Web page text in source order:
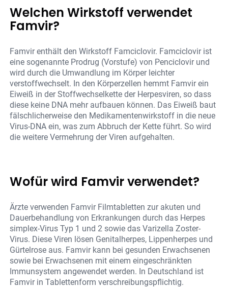
Welchen Wirkstoff verwendet
Famvir?
Famvir enthält den Wirkstoff Famciclovir. Famciclovir ist
eine sogenannte Prodrug (Vorstufe) von Penciclovir und
wird durch die Umwandlung im Körper leichter
verstoffwechselt. In den Körperzellen hemmt Famvir ein
Eiweiß in der Stoffwechselkette der Herpesviren, so dass
diese keine DNA mehr aufbauen können. Das Eiweiß baut
fälschlicherweise den Medikamentenwirkstoff in die neue
Virus-DNA ein, was zum Abbruch der Kette führt. So wird
die weitere Vermehrung der Viren aufgehalten.
Wofür wird Famvir verwendet?
Ärzte verwenden Famvir Filmtabletten zur akuten und
Dauerbehandlung von Erkrankungen durch das Herpes
simplex-Virus Typ 1 und 2 sowie das Varizella Zoster-
Virus. Diese Viren lösen Genitalherpes, Lippenherpes und
Gürtelrose aus. Famvir kann bei gesunden Erwachsenen
sowie bei Erwachsenen mit einem eingeschränkten
Immunsystem angewendet werden. In Deutschland ist
Famvir in Tablettenform verschreibungspflichtig.